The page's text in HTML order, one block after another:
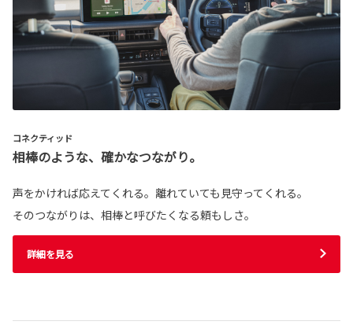
コネクティッド
相棒のような、確かなつながり。
声をかければ応えてくれる。離れていても見守ってくれる。
そのつながりは、相棒と呼びたくなる頼もしさ。
詳細を見る